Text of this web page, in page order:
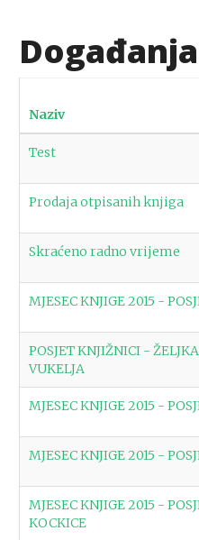
Događanja
Naziv
Test
Prodaja otpisanih knjiga
Skraćeno radno vrijeme
MJESEC KNJIGE 2015 -
POSJET KNJIŽNICI -
VUKELJA
MJESEC KNJIGE 2015 -
MJESEC KNJIGE 2015 -
MJESEC KNJIGE 2015 -
KOCKICE